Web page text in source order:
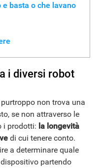
basta o che lavano
i diversi robot
non trova una
se non attraverso le
i prodotti: la longevità
di cui tenere conto.
a determinare quale
partendo